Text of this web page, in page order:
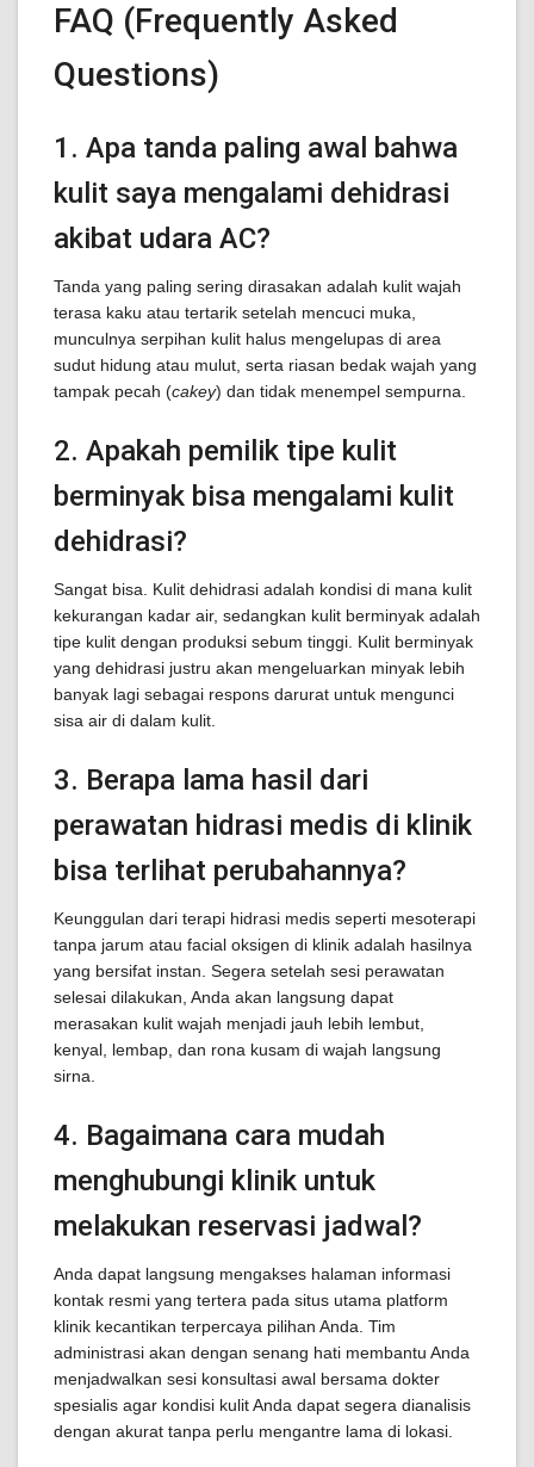
FAQ (Frequently Asked
Questions)
1. Apa tanda paling awal bahwa
kulit saya mengalami dehidrasi
akibat udara AC?
Tanda yang paling sering dirasakan adalah kulit wajah
terasa kaku atau tertarik setelah mencuci muka,
munculnya serpihan kulit halus mengelupas di area
sudut hidung atau mulut, serta riasan bedak wajah yang
tampak pecah (cakey) dan tidak menempel sempurna.
2. Apakah pemilik tipe kulit
berminyak bisa mengalami kulit
dehidrasi?
Sangat bisa. Kulit dehidrasi adalah kondisi di mana kulit
kekurangan kadar air, sedangkan kulit berminyak adalah
tipe kulit dengan produksi sebum tinggi. Kulit berminyak
yang dehidrasi justru akan mengeluarkan minyak lebih
banyak lagi sebagai respons darurat untuk mengunci
sisa air di dalam kulit.
3. Berapa lama hasil dari
perawatan hidrasi medis di klinik
bisa terlihat perubahannya?
Keunggulan dari terapi hidrasi medis seperti mesoterapi
tanpa jarum atau facial oksigen di klinik adalah hasilnya
yang bersifat instan. Segera setelah sesi perawatan
selesai dilakukan, Anda akan langsung dapat
merasakan kulit wajah menjadi jauh lebih lembut,
kenyal, lembap, dan rona kusam di wajah langsung
sirna.
4. Bagaimana cara mudah
menghubungi klinik untuk
melakukan reservasi jadwal?
Anda dapat langsung mengakses halaman informasi
kontak resmi yang tertera pada situs utama platform
klinik kecantikan terpercaya pilihan Anda. Tim
administrasi akan dengan senang hati membantu Anda
menjadwalkan sesi konsultasi awal bersama dokter
spesialis agar kondisi kulit Anda dapat segera dianalisis
dengan akurat tanpa perlu mengantre lama di lokasi.